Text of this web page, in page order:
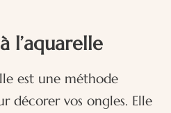
l’aquarelle
est une méthode
décorer vos ongles. Elle